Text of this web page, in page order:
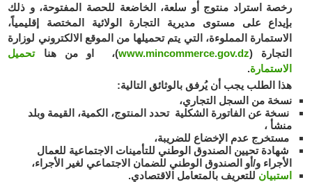
رخصة استراد منتوج أو سلعة، الخاضعة للحصة المفتوحة، و ذلك
بإيداع على مستوى مديرية التجارة الولائية المختصة إقليمياً،
الاستمارة المملوءة، التي يتم تحميلها من الموقع الالكتروني لوزارة
التجارة (www.mincommerce.gov.dz)، او من هناتحميل
الاستمارة.
هذا الطلب يجب أن يُرفق بالوثائق التالية:
نسخة من السجل التجاري،
نسخة عن الفاتورة الشكلية تحدد المنتوج، الكمية، القيمة وبلد
منشأ ،
مستخرج عدم الإخضاع للضريبة،
شهادة تحيين الصندوق الوطني للتأمينات الاجتماعية للعمال
الأجراء و/أو الصندوق الوطني للضمان الاجتماعي لغير الأجراء،
استبيان للتعريف بالمتعامل الاقتصادي.